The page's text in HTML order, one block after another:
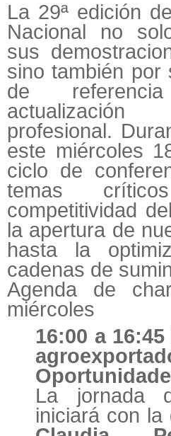
La 29ª edición
Nacional no
sus
sino también por
de
profesional.
este miércoles
ciclo de
temas
competitividad
la apertura de
hasta la
cadenas de
Agenda de
miércoles
16:00 a
La jornada
iniciará con la